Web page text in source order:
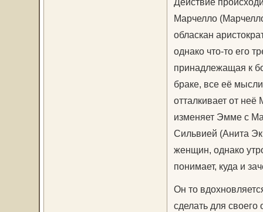
Марчелло
обласкан
однако что-то его
принадлежащая к
браке, все её
отталкивает от неё
изменяет Эмме с
Сильвией (Анита
женщин, однако
понимает, куда и
Он то
сделать для своего